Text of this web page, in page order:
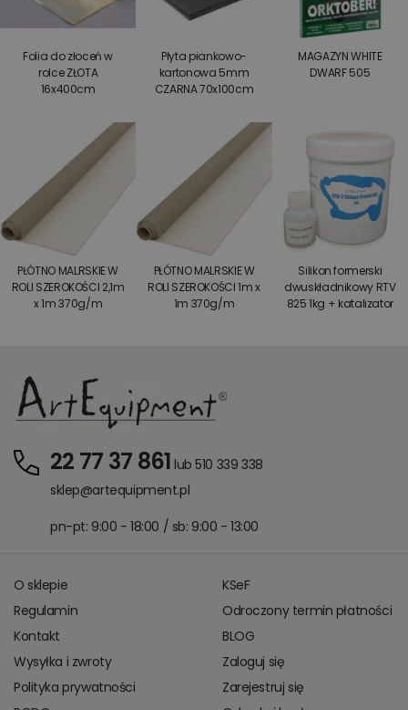
Folia do złoceń w
rolce ZŁOTA
16x400cm
Płyta piankowo-
kartonowa 5mm
CZARNA 70x100cm
MAGAZYN WHITE
DWARF 505
PŁÓTNO MALRSKIE W
ROLI SZEROKOŚCI 2,1m
x 1m 370g/m
PŁÓTNO MALRSKIE W
ROLI SZEROKOŚCI 1m x
1m 370g/m
Silikon formerski
dwuskładnikowy RTV
825 1kg + katalizator
22 77 37 861 lub 510 339 338
sklep@artequipment.pl
pn-pt: 9:00 - 18:00 / sb: 9:00 - 13:00
O sklepie
Regulamin
Kontakt
Wysyłka i zwroty
Polityka prywatności
KSeF
Odroczony termin płatności
BLOG
Zaloguj się
Zarejestruj się